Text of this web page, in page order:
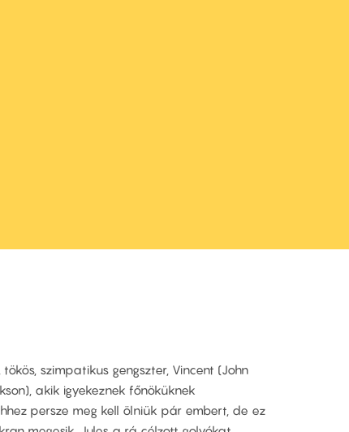
szimpatikus gengszter, Vincent (John
akik igyekeznek főnöküknek
persze meg kell ölniük pár embert, de ez